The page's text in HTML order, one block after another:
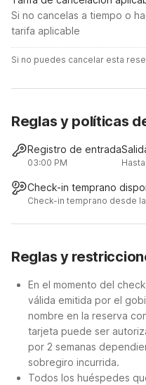
Si no cancelas a tiempo o
tarifa aplicable
Si no puedes cancelar esta
Reglas y políticas
Registro de entrada
03:00 PM
Check-in temprano
Check-in temprano desde
Reglas y
En el momento del
válida emitida por el
nombre en la reserva
tarjeta puede ser
por 2 semanas
sobregiro incurrida.
Todos los huéspedes